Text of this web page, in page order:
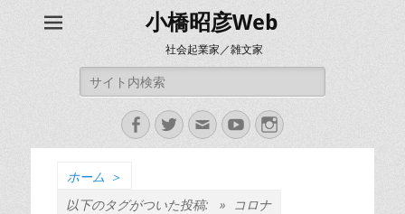
小橋昭彦Web
社会起業家／雑文家
索:
Facebook
Twitter
メ
ー
YouTubeInstagram
ホーム ＞
以下のタグがついた投稿: » コロナ